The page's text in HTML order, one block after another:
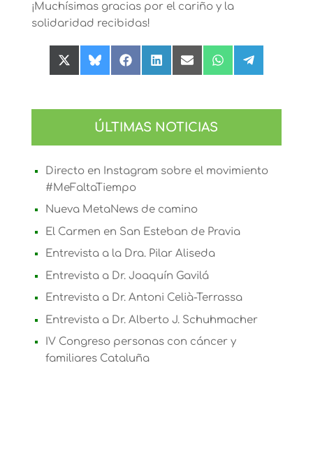
¡Muchísimas gracias por el cariño y la
solidaridad recibidas!
Compartir
en
Compartir
en
Compartir
en
Compartir
en
Compartir
en
Compartir
en
Compartir
en
ÚLTIMAS NOTICIAS
Directo en Instagram sobre el movimiento
#MeFaltaTiempo
Nueva MetaNews de camino
El Carmen en San Esteban de Pravia
Entrevista a la Dra. Pilar Aliseda
Entrevista a Dr. Joaquín Gavilá
Entrevista a Dr. Antoni Celià-Terrassa
Entrevista a Dr. Alberto J. Schuhmacher
IV Congreso personas con cáncer y
familiares Cataluña